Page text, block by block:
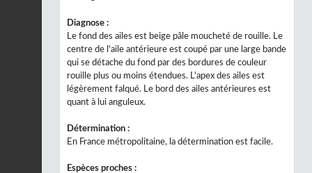
Diagnose :
Le fond des ailes est beige pâle moucheté de rouille. Le
centre de l'aile antérieure est coupé par une large bande
qui se détache du fond par des bordures de couleur
rouille plus ou moins étendues. L'apex des ailes est
légèrement falqué. Le bord des ailes antérieures est
quant à lui anguleux.
Détermination :
En France métropolitaine, la détermination est facile.
Espèces proches :